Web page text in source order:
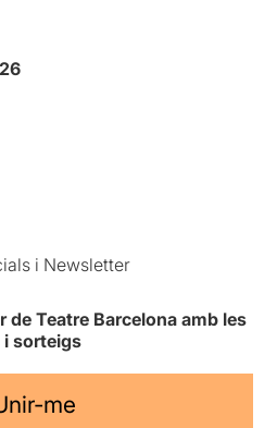
i Newsletter
de Teatre Barcelona amb les
sorteigs
me